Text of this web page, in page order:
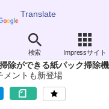
Translate
検索 Impressサイト
ク式
除ができる紙パック掃除機
メントも新登場